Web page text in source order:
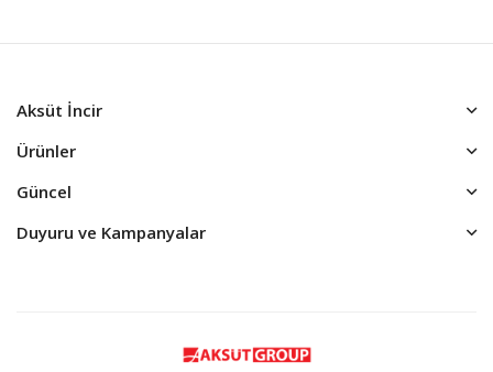
Aksüt İncir
Ürünler
Güncel
Duyuru ve Kampanyalar